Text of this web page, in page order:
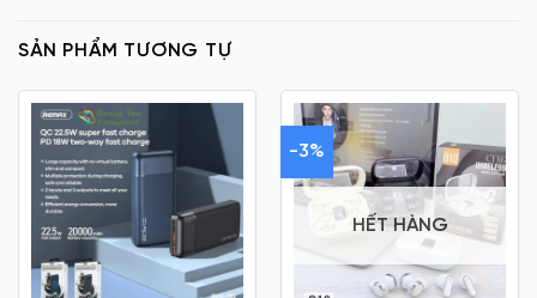
SẢN PHẨM TƯƠNG TỰ
-3%
HẾT HÀNG